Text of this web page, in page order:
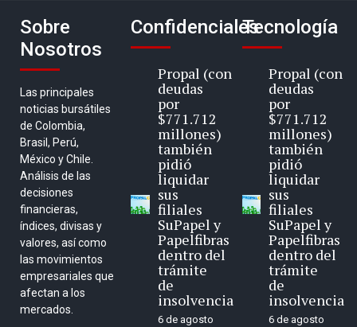
Sobre
Nosotros
Las principales
noticias bursátiles
de Colombia,
Brasil, Perú,
México y Chile.
Análisis de las
decisiones
financieras,
índices, divisas y
valores, así como
las movimientos
empresariales que
afectan a los
mercados.
Confidenciales
Propal (con
deudas
por
$771.712
millones)
también
pidió
liquidar
sus
filiales
SuPapel y
Papelfibras
dentro del
trámite
de
insolvencia
6 de agosto
Tecnología
Propal (con
deudas
por
$771.712
millones)
también
pidió
liquidar
sus
filiales
SuPapel y
Papelfibras
dentro del
trámite
de
insolvencia
6 de agosto